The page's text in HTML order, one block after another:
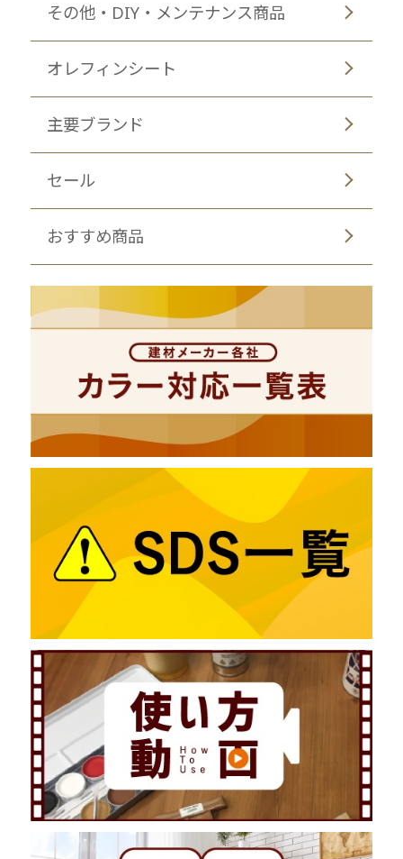
その他・DIY・メンテナンス商品
オレフィンシート
主要ブランド
セール
おすすめ商品